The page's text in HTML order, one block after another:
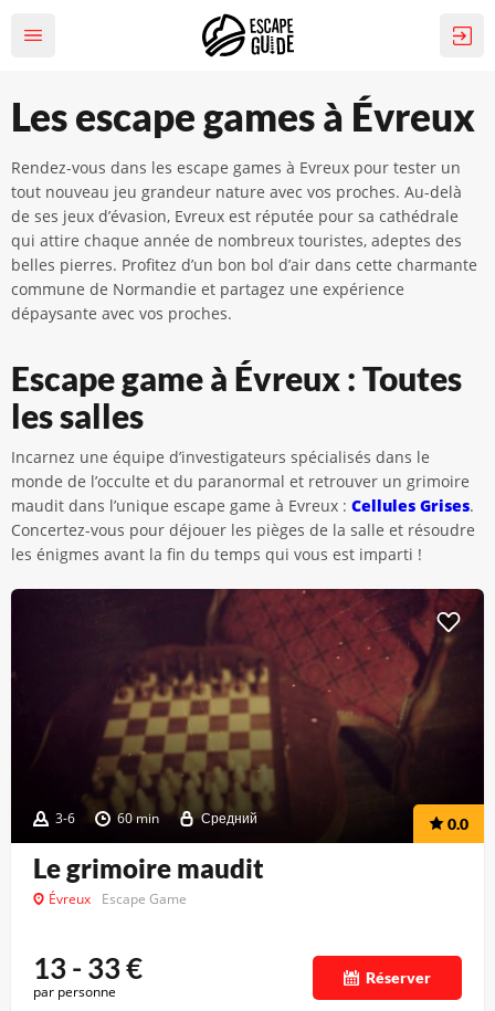
Les escape games à Évreux
Rendez-vous dans les escape games à Evreux pour tester un
tout nouveau jeu grandeur nature avec vos proches. Au-delà
de ses jeux d’évasion, Evreux est réputée pour sa cathédrale
qui attire chaque année de nombreux touristes, adeptes des
belles pierres. Profitez d’un bon bol d’air dans cette charmante
commune de Normandie et partagez une expérience
dépaysante avec vos proches.
Escape game à Évreux : Toutes
les salles
Incarnez une équipe d’investigateurs spécialisés dans le
monde de l’occulte et du paranormal et retrouver un grimoire
maudit dans l’unique escape game à Evreux : Cellules Grises.
Concertez-vous pour déjouer les pièges de la salle et résoudre
les énigmes avant la fin du temps qui vous est imparti !
3-6 60 min Средний 0.0
Le grimoire maudit
Évreux Escape Game
13 - 33€
par personne
Réserver